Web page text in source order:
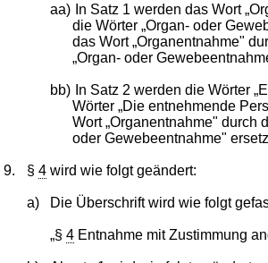
aa)
In Satz 1 werden das Wort
die Wörter „Organ- oder
das Wort „Organentnahme"
„Organ- oder
bb)
In Satz 2 werden die Wörter
Wörter „Die entnehmende
Wort „Organentnahme" durch
oder Gewebeentnahme"
9. §4 wird wie folgt geändert:
a) Die Überschrift wird wie folgt
„§ 4Entnahme mit Zustimmung